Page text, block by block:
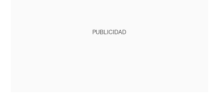
PUBLICIDAD